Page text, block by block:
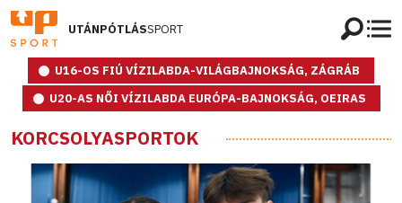
UTÁNPÓTLÁSSPORT
U16-OS FIÚ VÍZILABDA-VILÁGBAJNOKSÁG, ZÁGRÁB
U20-AS NŐI VÍZILABDA EURÓPA-BAJNOKSÁG, OEIRAS
KORCSOLYASPORTOK